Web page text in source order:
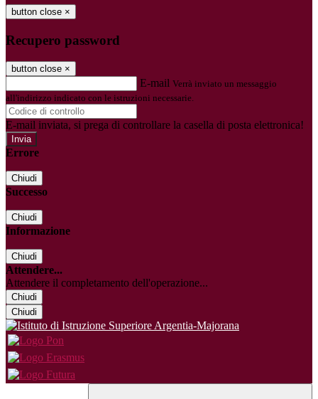
button close ×
Recupero password
button close ×
E-mail Verrà inviato un messaggio
all'indirizzo indicato con le istruzioni necessarie.
E-mail inviata, si prega di controllare la casella di posta elettronica!
Errore
Chiudi
Successo
Chiudi
Informazione
Chiudi
Attendere...
Attendere il completamento dell'operazione...
Chiudi
Chiudi